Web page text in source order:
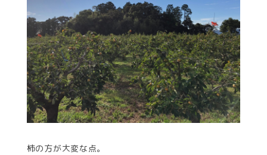
柿の方が大変な点。